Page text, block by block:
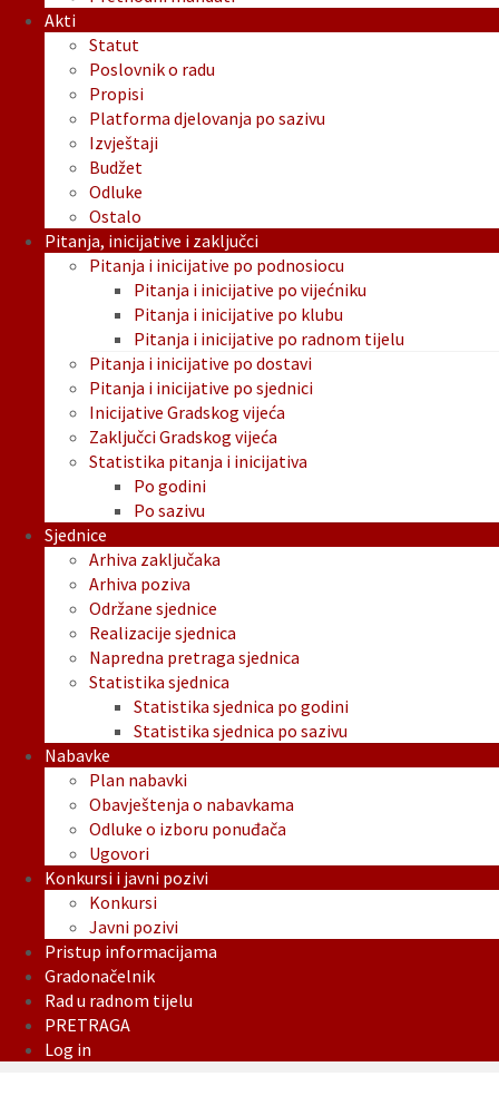
Akti
Statut
Poslovnik o radu
Propisi
Platforma djelovanja po sazivu
Izvještaji
Budžet
Odluke
Ostalo
Pitanja, inicijative i zaključci
Pitanja i inicijative po podnosiocu
Pitanja i inicijative po vijećniku
Pitanja i inicijative po klubu
Pitanja i inicijative po radnom tijelu
Pitanja i inicijative po dostavi
Pitanja i inicijative po sjednici
Inicijative Gradskog vijeća
Zaključci Gradskog vijeća
Statistika pitanja i inicijativa
Po godini
Po sazivu
Sjednice
Arhiva zaključaka
Arhiva poziva
Održane sjednice
Realizacije sjednica
Napredna pretraga sjednica
Statistika sjednica
Statistika sjednica po godini
Statistika sjednica po sazivu
Nabavke
Plan nabavki
Obavještenja o nabavkama
Odluke o izboru ponuđača
Ugovori
Konkursi i javni pozivi
Konkursi
Javni pozivi
Pristup informacijama
Gradonačelnik
Rad u radnom tijelu
PRETRAGA
Log in